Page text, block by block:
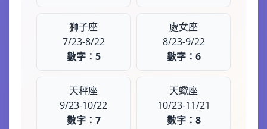
獅子座
7/23-8/22
數字：5
處女座
8/23-9/22
數字：6
天秤座
9/23-10/22
數字：7
天蠍座
10/23-11/21
數字：8